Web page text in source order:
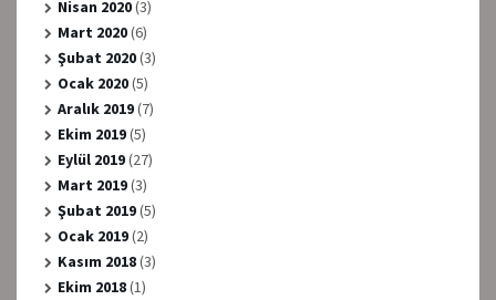
Nisan 2020(3)
Mart 2020(6)
Şubat 2020(3)
Ocak 2020(5)
Aralık 2019(7)
Ekim 2019(5)
Eylül 2019(27)
Mart 2019(3)
Şubat 2019(5)
Ocak 2019(2)
Kasım 2018(3)
Ekim 2018(1)